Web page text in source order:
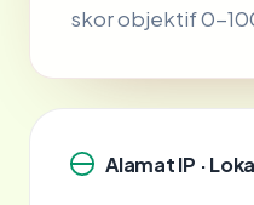
skor objektif 0-
Alamat IP ·